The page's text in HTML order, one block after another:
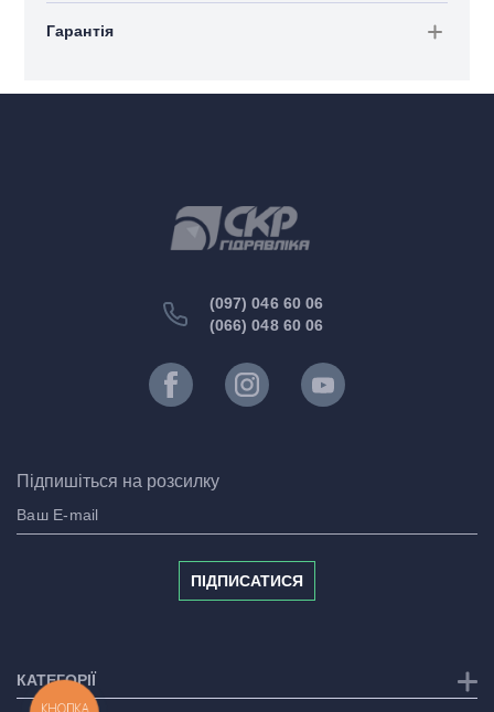
Гарантія
(097) 046 60 06
(066) 048 60 06
Підпишіться на розсилку
ПІДПИСАТИСЯ
КАТЕГОРІЇ
КНОПКА